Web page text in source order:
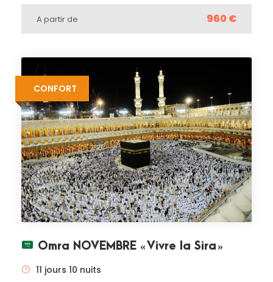
A partir de 960 €
CONFORT
Omra NOVEMBRE « Vivre la Sira »
11 jours 10 nuits